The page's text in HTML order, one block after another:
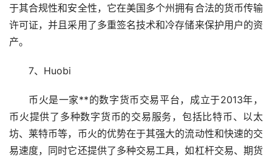
于其合规性和安全性，它在美国多个州拥有合法的货币传输
许可证，并且采用了多重签名技术和冷存储来保护用户的资
产。
7、Huobi
币火是一家**的数字货币交易平台，成立于2013年，
币火提供了多种数字货币的交易服务，包括比特币、以太
坊、莱特币等，币火的优势在于其强大的流动性和快速的交
易速度，同时它还提供了多种交易工具，如杠杆交易、期货